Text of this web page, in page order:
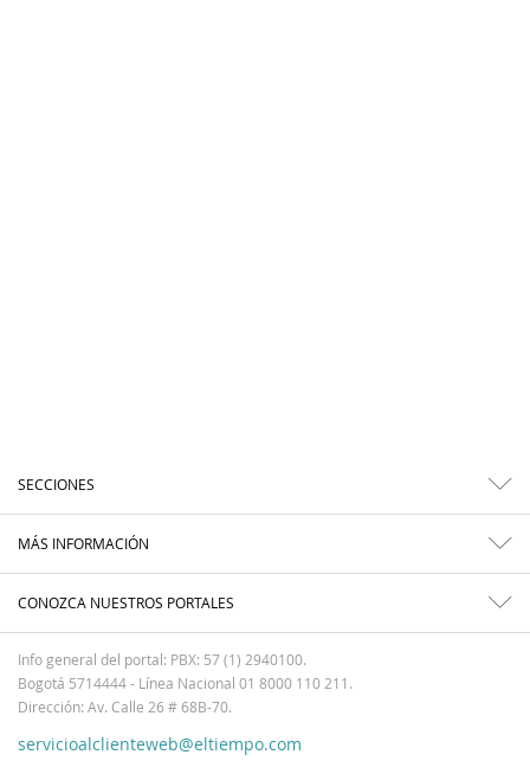
SECCIONES
MÁS INFORMACIÓN
CONOZCA NUESTROS PORTALES
Info general del portal: PBX: 57 (1) 2940100.
Bogotá 5714444 - Línea Nacional 01 8000 110 211.
Dirección: Av. Calle 26 # 68B-70.
servicioalclienteweb@eltiempo.com